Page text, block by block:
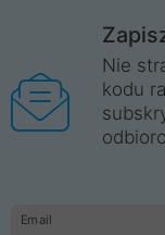
Nie
kodu
Email